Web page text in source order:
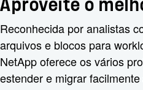
Aproveite o
Reconhecida por analistas
arquivos e blocos para
NetApp oferece os vários
estender e migrar